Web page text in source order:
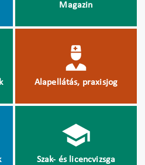
Magazin
Alapellátás, praxisjog
Szak- és licencvizsga